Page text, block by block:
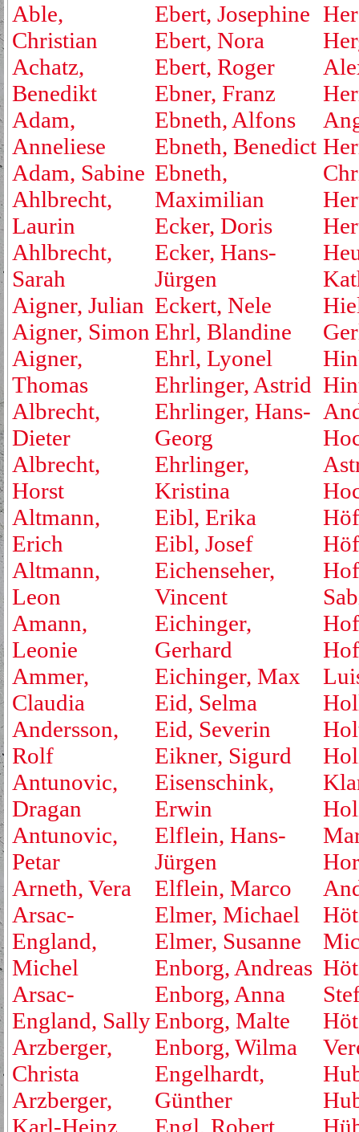
Able,
Christian
Achatz,
Benedikt
Adam,
Anneliese
Adam, Sabine
Ahlbrecht,
Laurin
Ahlbrecht,
Sarah
Aigner, Julian
Aigner, Simon
Aigner,
Thomas
Albrecht,
Dieter
Albrecht,
Horst
Altmann,
Erich
Altmann,
Leon
Amann,
Leonie
Ammer,
Claudia
Andersson,
Rolf
Antunovic,
Dragan
Antunovic,
Petar
Arneth, Vera
Arsac-
England,
Michel
Arsac-
England, Sally
Arzberger,
Christa
Arzberger,
Karl-Heinz
Ebert, Josephine
Ebert, Nora
Ebert, Roger
Ebner, Franz
Ebneth, Alfons
Ebneth, Benedict
Ebneth,
Maximilian
Ecker, Doris
Ecker, Hans-
Jürgen
Eckert, Nele
Ehrl, Blandine
Ehrl, Lyonel
Ehrlinger, Astrid
Ehrlinger, Hans-
Georg
Ehrlinger,
Kristina
Eibl, Erika
Eibl, Josef
Eichenseher,
Vincent
Eichinger,
Gerhard
Eichinger, Max
Eid, Selma
Eid, Severin
Eikner, Sigurd
Eisenschink,
Erwin
Elflein, Hans-
Jürgen
Elflein, Marco
Elmer, Michael
Elmer, Susanne
Enborg, Andreas
Enborg, Anna
Enborg, Malte
Enborg, Wilma
Engelhardt,
Günther
Engl, Robert